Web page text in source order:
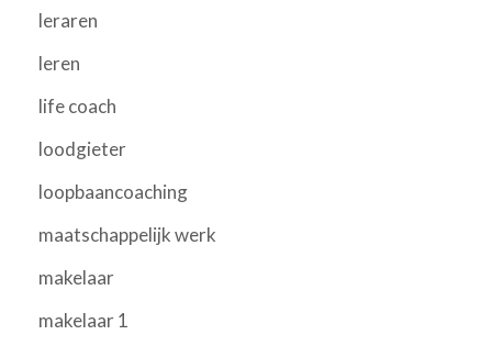
leraren
leren
life coach
loodgieter
loopbaancoaching
maatschappelijk werk
makelaar
makelaar 1